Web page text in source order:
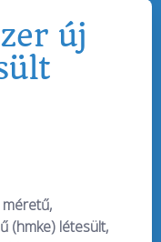
új
(hmke) létesült,